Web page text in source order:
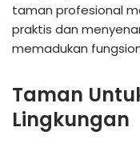
taman profesional
praktis dan
memadukan
Taman
Lingkungan